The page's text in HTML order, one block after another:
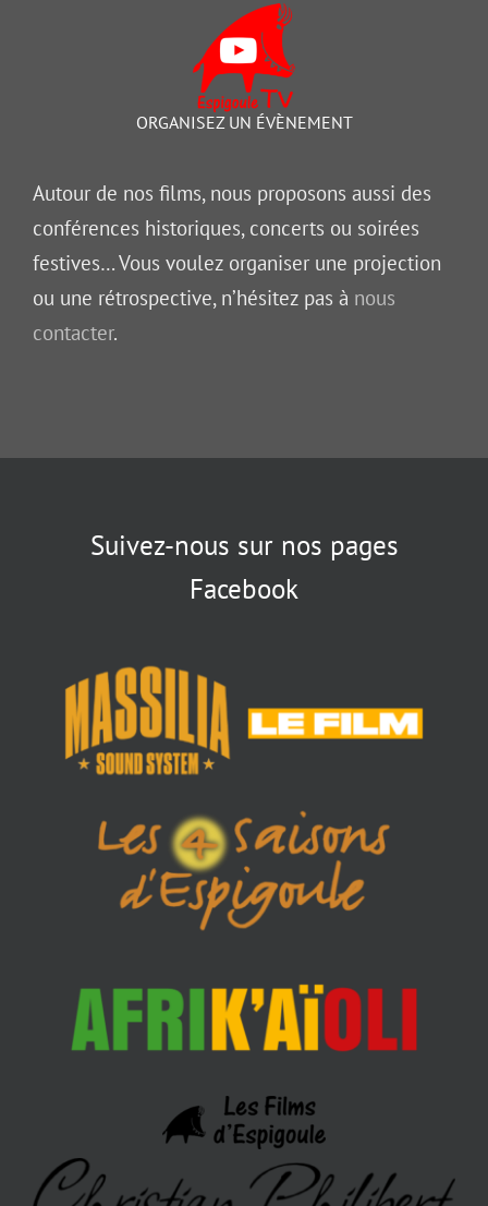
ORGANISEZ UN ÉVÈNEMENT
Autour de nos films, nous proposons aussi des
conférences historiques, concerts ou soirées
festives… Vous voulez organiser une projection
ou une rétrospective, n’hésitez pas à nous
contacter.
Suivez-nous sur nos pages
Facebook